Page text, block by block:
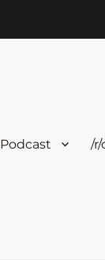
Podcast /